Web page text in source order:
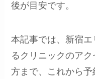
後が目安です。
本記事では、新宿
るクリニックのア
方まで、これから